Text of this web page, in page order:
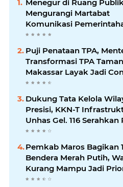
Menegur di Ruang
Mengurangi Martabat
Komunikasi
Puji Penataan TPA,
Transformasi TPA
Makassar Layak Jadi
Nasional
Dukung Tata Kelola
Presisi, KKN-T
Unhas Gel. 116 Serahkan
Batas Dusun Berbasis
Desa Bonto Matene
Pemkab Maros Bagikan
Bendera Merah Putih,
Kurang Mampu Jadi